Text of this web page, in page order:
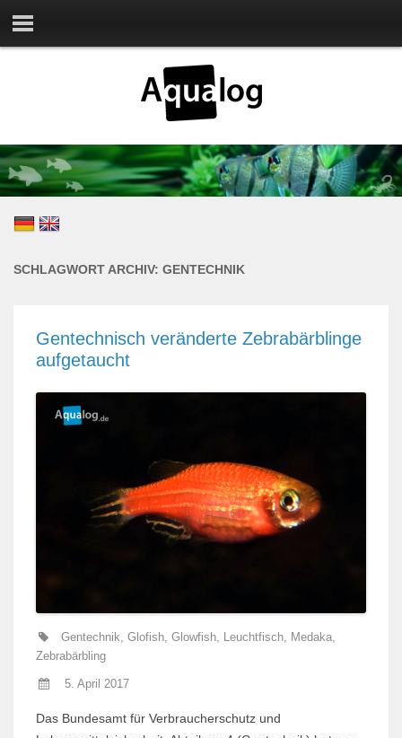
SCHLAGWORT ARCHIV: GENTECHNIK
Gentechnisch veränderte Zebrabärblinge
aufgetaucht
Gentechnik Glofish, Glowfish, Leuchtfisch, Medaka,
Zebrabärbling
5. April 2017
Das Bundesamt für Verbraucherschutz und